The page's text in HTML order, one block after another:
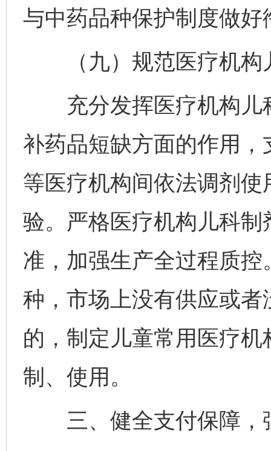
与中药品种保护制度做好
（九）规范医疗机构
充分发挥医疗机构儿
补药品短缺方面的作用
等医疗机构间依法调剂
验。严格医疗机构儿科
准，加强生产全过程质
种，市场上没有供应或
的，制定儿童常用医疗
制、使用。
三、健全支付保障，